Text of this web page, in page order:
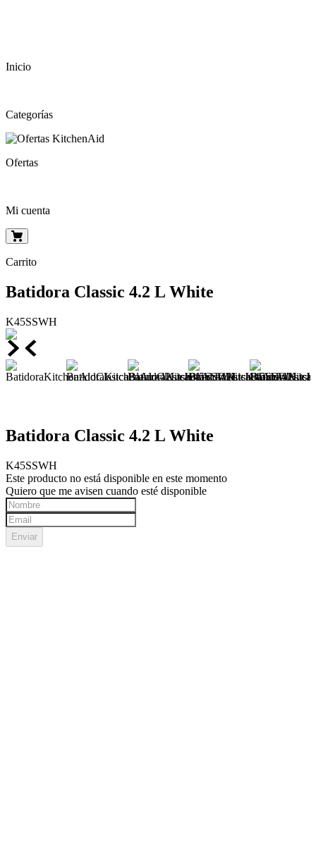
Inicio
Categorías
Ofertas
Mi cuenta
Carrito
Batidora Classic 4.2 L White
K45SSWH
Batidora Classic 4.2 L White
K45SSWH
Este producto no está disponible en este momento
Quiero que me avisen cuando esté disponible
Enviar